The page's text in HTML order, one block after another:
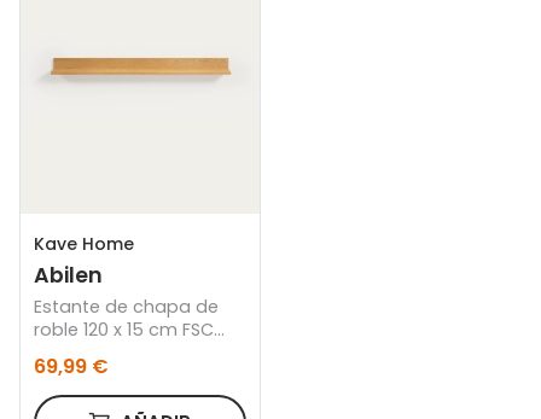
Kave Home
Abilen
Estante de chapa de
roble 120 x 15 cm FSC
100%
69,99 €